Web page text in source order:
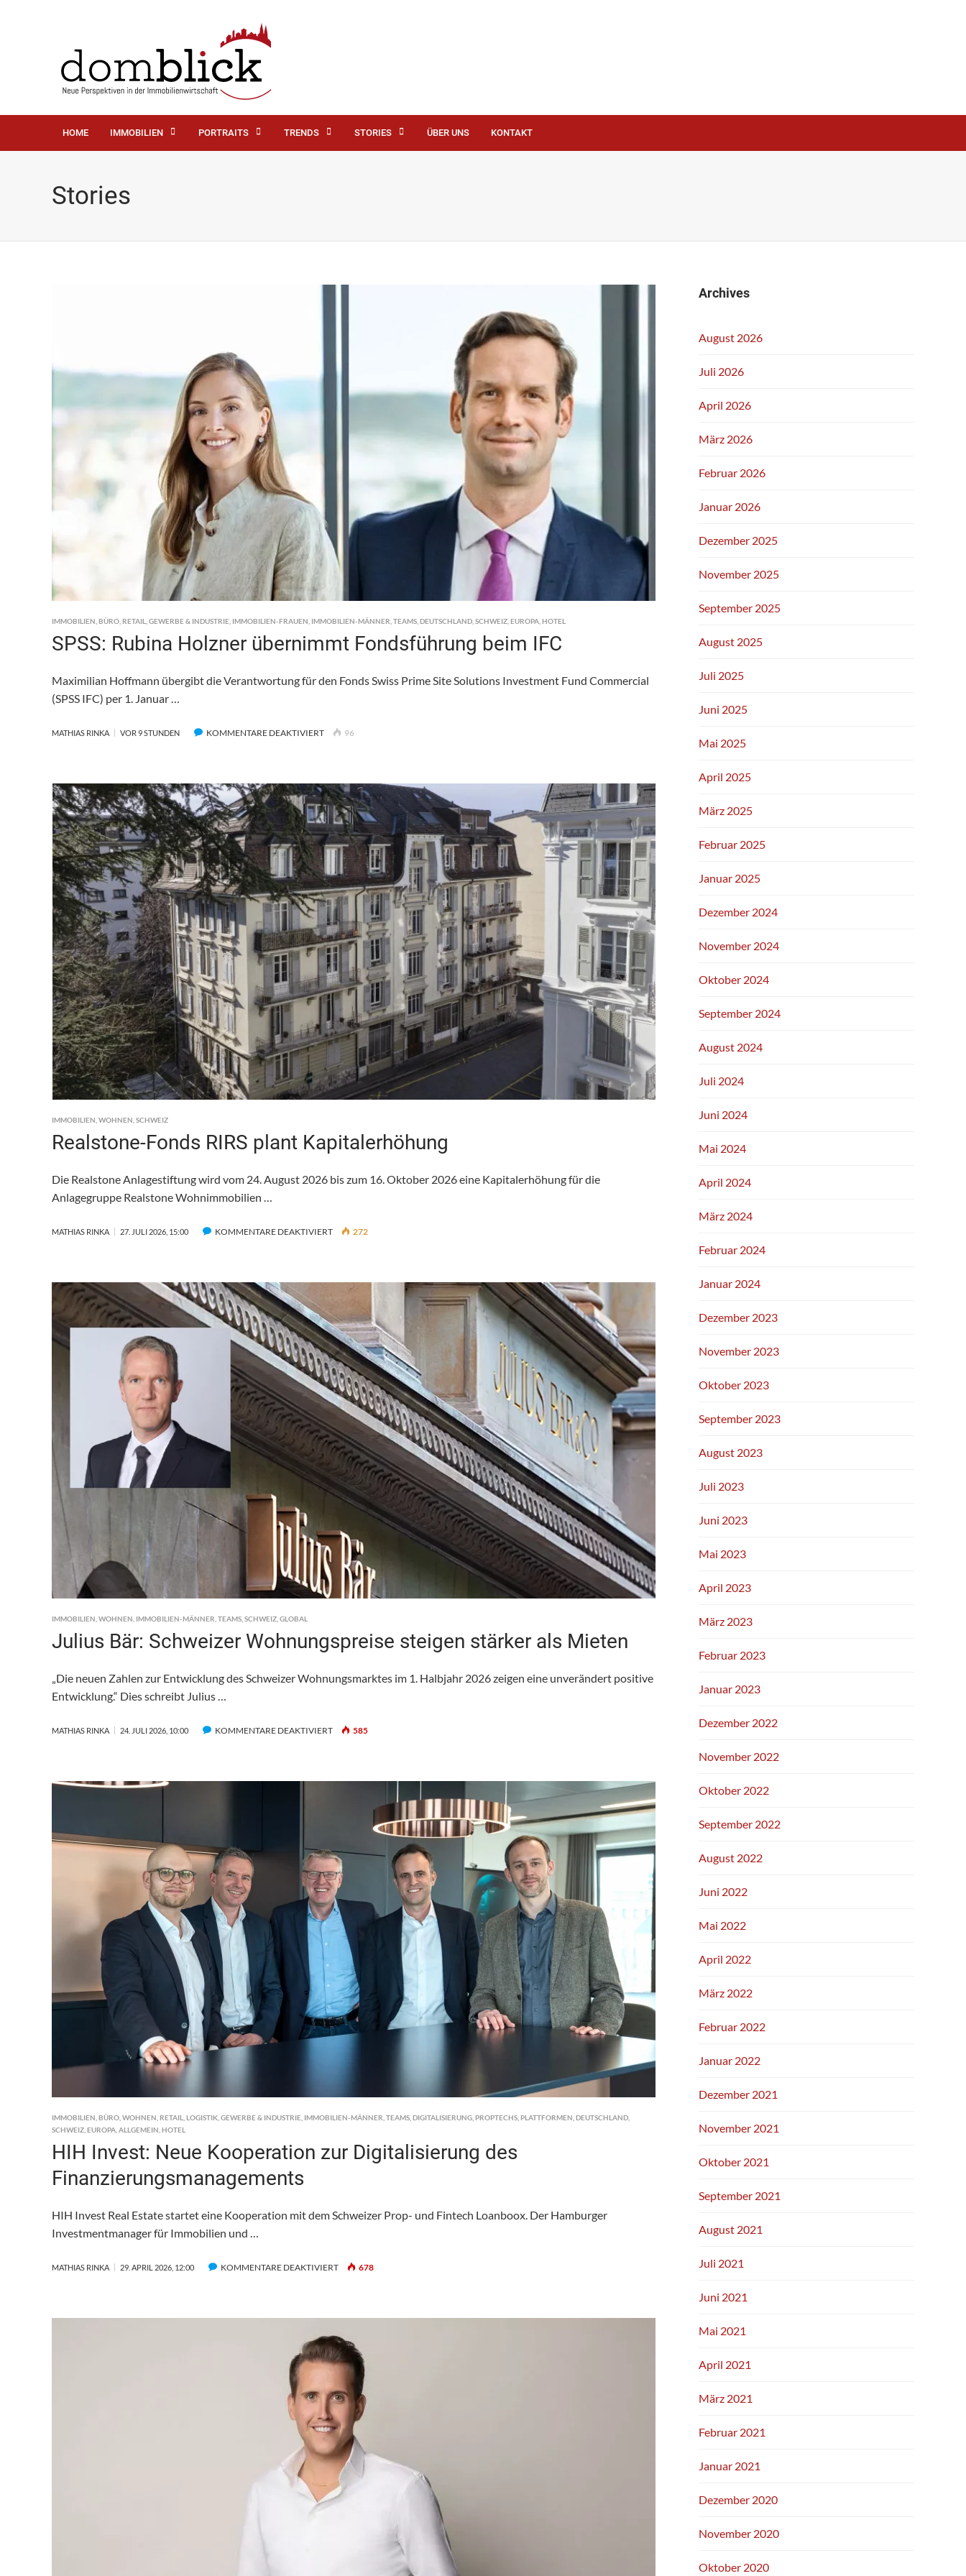
HOME IMMOBILIEN PORTRAITS TRENDS STORIES ÜBER UNS KONTAKT
Stories
IMMOBILIEN BÜRO RETAIL GEWERBE & INDUSTRIE IMMOBILIEN-FRAUEN IMMOBILIEN-MÄNNER TEAMS DEUTSCHLAND SCHWEIZ EUROPA HOTEL
SPSS: Rubina Holzner übernimmt Fondsführung beim IFC
Maximilian Hoffmann übergibt die Verantwortung für den Fonds Swiss Prime Site Solutions Investment Fund Commercial
(SPSS IFC) per 1. Januar …
MATHIAS RINKA VOR 9 STUNDEN KOMMENTARE DEAKTIVIERTFÜR
ÜBERNIMMT
FONDSFÜHRUNG
BEIM
IFC
96
IMMOBILIEN WOHNEN SCHWEIZ
Realstone-Fonds RIRS plant Kapitalerhöhung
Die Realstone Anlagestiftung wird vom 24. August 2026 bis zum 16. Oktober 2026 eine Kapitalerhöhung für die
Anlagegruppe Realstone Wohnimmobilien …
MATHIAS RINKA 27. JULI 2026, 15:00 KOMMENTARE DEAKTIVIERTFÜR
PLANT
272
IMMOBILIEN WOHNEN IMMOBILIEN-MÄNNER TEAMS SCHWEIZ GLOBAL
Julius Bär: Schweizer Wohnungspreise steigen stärker als Mieten
„Die neuen Zahlen zur Entwicklung des Schweizer Wohnungsmarktes im 1. Halbjahr 2026 zeigen eine unverändert positive
Entwicklung.“ Dies schreibt Julius …
MATHIAS RINKA 24. JULI 2026, 10:00 KOMMENTARE DEAKTIVIERTFÜR
WOHNUNGSPREISE
MIETEN
585
IMMOBILIEN BÜRO WOHNEN RETAIL LOGISTIK GEWERBE & INDUSTRIE IMMOBILIEN-MÄNNER TEAMS DIGITALISIERUNG PROPTECHS PLATTFORMEN DEUTSCHLAND
SCHWEIZ EUROPA ALLGEMEIN HOTEL
HIH Invest: Neue Kooperation zur Digitalisierung des
Finanzierungsmanagements
HIH Invest Real Estate startet eine Kooperation mit dem Schweizer Prop- und Fintech Loanboox. Der Hamburger
Investmentmanager für Immobilien und …
MATHIAS RINKA 29. APRIL 2026, 12:00 KOMMENTARE DEAKTIVIERTFÜR
ZUR
DIGITALISIERUNG
FINANZIERUNGSMANAGEMENTS
678
Archives
August 2026
Juli 2026
April 2026
März 2026
Februar 2026
Januar 2026
Dezember 2025
November 2025
September 2025
August 2025
Juli 2025
Juni 2025
Mai 2025
April 2025
März 2025
Februar 2025
Januar 2025
Dezember 2024
November 2024
Oktober 2024
September 2024
August 2024
Juli 2024
Juni 2024
Mai 2024
April 2024
März 2024
Februar 2024
Januar 2024
Dezember 2023
November 2023
Oktober 2023
September 2023
August 2023
Juli 2023
Juni 2023
Mai 2023
April 2023
März 2023
Februar 2023
Januar 2023
Dezember 2022
November 2022
Oktober 2022
September 2022
August 2022
Juni 2022
Mai 2022
April 2022
März 2022
Februar 2022
Januar 2022
Dezember 2021
November 2021
Oktober 2021
September 2021
August 2021
Juli 2021
Juni 2021
Mai 2021
April 2021
März 2021
Februar 2021
Januar 2021
Dezember 2020
November 2020
Oktober 2020